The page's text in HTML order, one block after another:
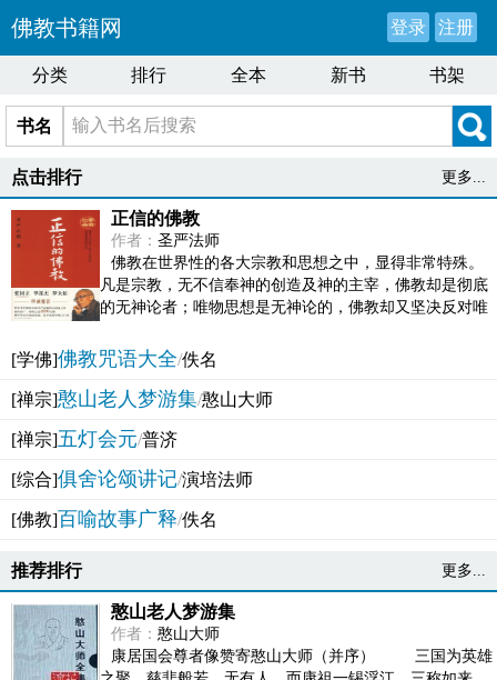
佛教书籍网 登录 注册
分类 排行 全本 新书 书架
书名
点击排行 更多...
正信的佛教
作者： 圣严法师
佛教在世界性的各大宗教和思想之中，显得非常特殊。
凡是宗教，无不信奉神的创造及神的主宰，佛教却是彻底
的无神论者；唯物思想是无神论的，佛教却又坚决反对唯
[学佛]佛教咒语大全/佚名
[禅宗]憨山老人梦游集/憨山大师
[禅宗]五灯会元/普济
[综合]俱舍论颂讲记/演培法师
[佛教]百喻故事广释/佚名
推荐排行 更多...
憨山老人梦游集
作者： 憨山大师
康居国会尊者像赞寄憨山大师（并序） 三国为英雄